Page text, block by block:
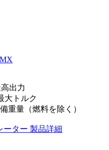
出力
大トルク
重量（燃料を除く）
ーター 製品詳細